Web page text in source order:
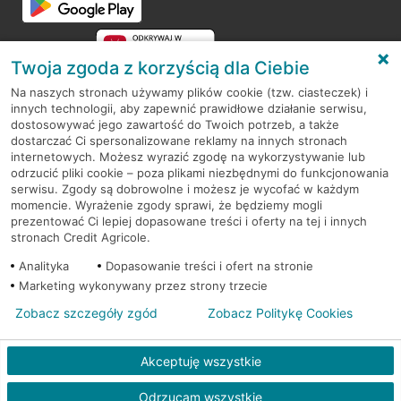
RODO
Regulamin serwisu
Mapa serwisu
PolitykaCookies
© 2026 Credit Agricole Bank Polska S.A. Wszelkie prawa zastrzeżone
Twoja zgoda z korzyścią dla Ciebie
Na naszych stronach używamy plików cookie (tzw. ciasteczek) i
innych technologii, aby zapewnić prawidłowe działanie serwisu,
dostosowywać jego zawartość do Twoich potrzeb, a także
dostarczać Ci spersonalizowane reklamy na innych stronach
internetowych. Możesz wyrazić zgodę na wykorzystywanie lub
odrzucić pliki cookie – poza plikami niezbędnymi do funkcjonowania
serwisu. Zgody są dobrowolne i możesz je wycofać w każdym
momencie. Wyrażenie zgody sprawi, że będziemy mogli
prezentować Ci lepiej dopasowane treści i oferty na tej i innych
stronach Credit Agricole.
Analityka
Dopasowanie treści i ofert na stronie
Marketing wykonywany przez strony trzecie
Akceptuję wszystkie
Odrzucam wszystkie
Zobacz szczegóły zgód Zobacz Politykę Cookies